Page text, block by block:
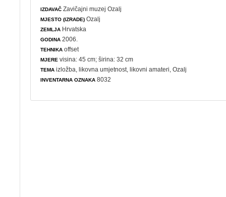
IZDAVAČ Zavičajni muzej Ozalj
MJESTO (IZRADE) Ozalj
ZEMLJA Hrvatska
GODINA 2006.
TEHNIKA offset
MJERE visina: 45 cm; širina: 32 cm
TEMA izložba ,likovna umjetnost ,likovni amateri , Ozalj
INVENTARNA OZNAKA 8032